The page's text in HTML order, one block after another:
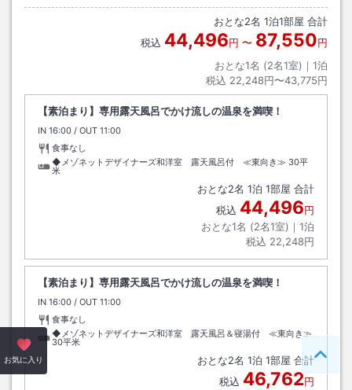
おとな2名 1泊1部屋 合計
税込 44,496円 〜 87,550円
おとな1名 (2名1室)｜ 1泊
税込 22,248円〜43,775円
【素泊まり】専用露天風呂でかけ流しの温泉を満喫！
IN チェックイン
16:00 / OUT チェックアウト
11:00
食事なし
◆メゾネットデザイナーズ和洋室 露天風呂付 ≪東向き≫ 30平
米
おとな2名 1泊 1部屋 合計
税込 44,496円
おとな1名 (2名1室)｜ 1泊
税込 22,248円
【素泊まり】専用露天風呂でかけ流しの温泉を満喫！
IN チェックイン
16:00 / OUT チェックアウト
11:00
食事なし
◆メゾネットデザイナーズ和洋室 露天風呂＆寝湯付 ≪東向き≫
30平米
おとな2名 1泊 1部屋 合計
税込 46,762円
お気に入り ペー